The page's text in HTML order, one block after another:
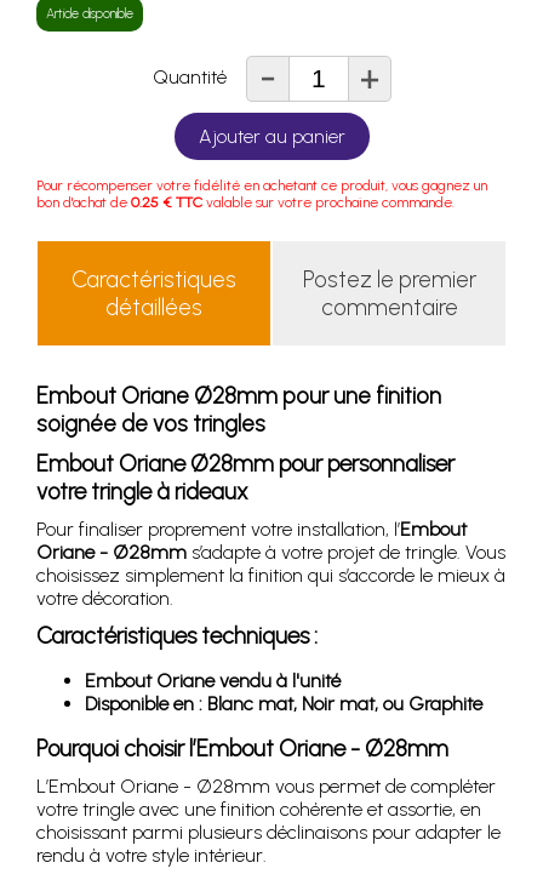
Article disponible
Quantité - +
Ajouter au panier
Pour récompenser votre fidélité en achetant ce produit, vous gagnez un
bon d'achat de 0.25 € TTC valable sur votre prochaine commande.
Caractéristiques
détaillées
Postez le premier
commentaire
Embout Oriane Ø28mm pour une finition
soignée de vos tringles
Embout Oriane Ø28mm pour personnaliser
votre tringle à rideaux
Pour finaliser proprement votre installation, l’Embout
Oriane - Ø28mm s’adapte à votre projet de tringle. Vous
choisissez simplement la finition qui s’accorde le mieux à
votre décoration.
Caractéristiques techniques :
Embout Oriane vendu à l'unité
Disponible en : Blanc mat, Noir mat, ou Graphite
Pourquoi choisir l’Embout Oriane - Ø28mm
L’Embout Oriane - Ø28mm vous permet de compléter
votre tringle avec une finition cohérente et assortie, en
choisissant parmi plusieurs déclinaisons pour adapter le
rendu à votre style intérieur.